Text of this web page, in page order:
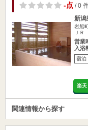
-点/ 0
新潟
岩船
Ｊ
営業
入浴
宿泊
楽天
関連情報から探す